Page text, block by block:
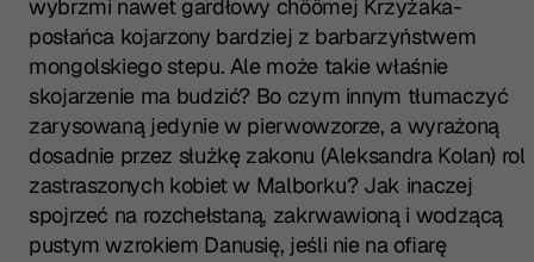
wybrzmi nawet gardłowy chöömej Krzyżaka-
posłańca kojarzony bardziej z barbarzyństwem
mongolskiego stepu. Ale może takie właśnie
skojarzenie ma budzić? Bo czym innym tłumaczyć
zarysowaną jedynie w pierwowzorze, a wyrażoną
dosadnie przez służkę zakonu (Aleksandra Kolan)
zastraszonych kobiet w Malborku? Jak inaczej
spojrzeć na rozchełstaną, zakrwawioną i wodzącą
pustym wzrokiem Danusię, jeśli nie na ofiarę